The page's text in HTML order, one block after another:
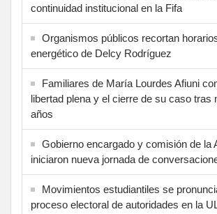
continuidad institucional en la Fifa
Organismos públicos recortan
energético de Delcy Rodríguez
Familiares de María Lourdes Afiuni
libertad plena y el cierre de su caso tras
años
Gobierno encargado y comisión de la
iniciaron nueva jornada de
Movimientos estudiantiles se
proceso electoral de autoridades en la